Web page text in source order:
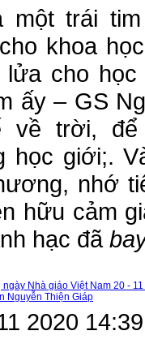
một trái
khoa
lửa cho
ấy – GS
về trời,
học giới;.
nhớ
hữu cảm
hạc đã
Nhà giáo Việt Nam 20 -
Nguyễn Thiện Giáp
2020 14:39